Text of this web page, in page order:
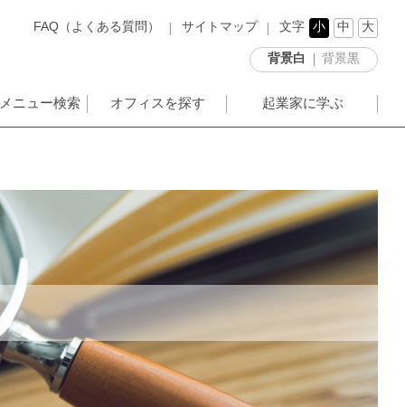
FAQ（よくある質問） サイトマップ 文字 小 中 大
背景白 背景黒
ニュー検索 オフィスを探す 起業家に学ぶ